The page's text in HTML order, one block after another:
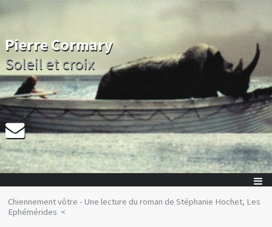
Pierre Cormary
Soleil et croix
Chiennement vôtre - Une lecture du roman de Stéphanie Hochet, Les
Ephémérides